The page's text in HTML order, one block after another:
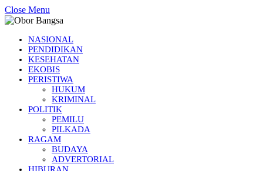
Close Menu
NASIONAL
PENDIDIKAN
KESEHATAN
EKOBIS
PERISTIWA
HUKUM
KRIMINAL
POLITIK
PEMILU
PILKADA
RAGAM
BUDAYA
ADVERTORIAL